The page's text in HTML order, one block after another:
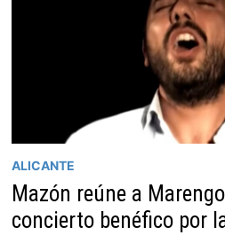
ALICANTE
Mazón reúne a
concierto benéfico por